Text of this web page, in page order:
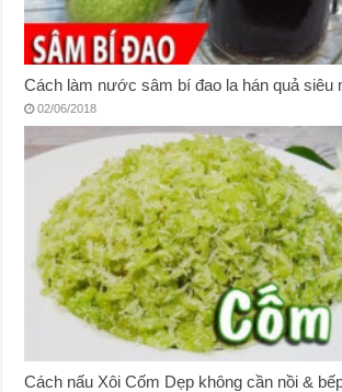
Cách làm nước sâm bí đao la hán quả siêu
02/06/2018
Cách nấu Xôi Cốm Dẹp không cần nồi &